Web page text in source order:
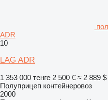
ADR
10
LAG ADR
1 353 000 тенге 2 500 € ≈ 2 889 $
Полуприцеп контейнеровоз
2000